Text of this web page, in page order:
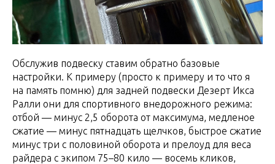
Обслужив подвеску ставим обратно базовые
настройки. К примеру (просто к примеру и то что я
на память помню) для задней подвески Дезерт Икса
Ралли они для спортивного внедорожного режима:
отбой — минус 2,5 оборота от максимума, медленое
сжатие — минус пятнадцать щелчков, быстрое сжатие
минус три с половиной оборота и прелоуд для веса
райдера с экипом 75–80 кило — восемь кликов,